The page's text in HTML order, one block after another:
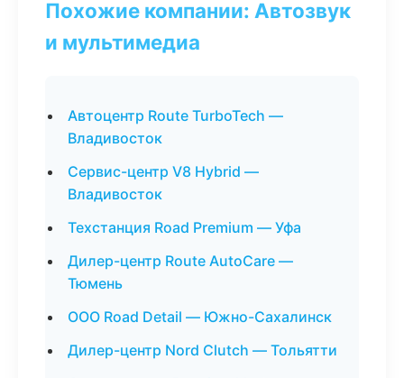
Похожие компании: Автозвук
и мультимедиа
Автоцентр Route TurboTech —
Владивосток
Сервис-центр V8 Hybrid —
Владивосток
Техстанция Road Premium — Уфа
Дилер-центр Route AutoCare —
Тюмень
ООО Road Detail — Южно-Сахалинск
Дилер-центр Nord Clutch — Тольятти